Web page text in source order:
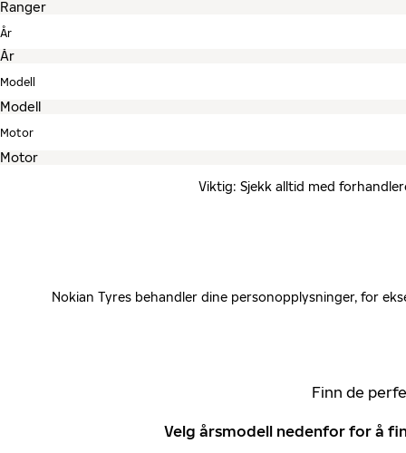
År
Modell
Motor
Viktig: Sjekk alltid med
Nokian Tyres behandler dine personopplysninger, for
Finn de
Velg årsmodell nedenfor for å